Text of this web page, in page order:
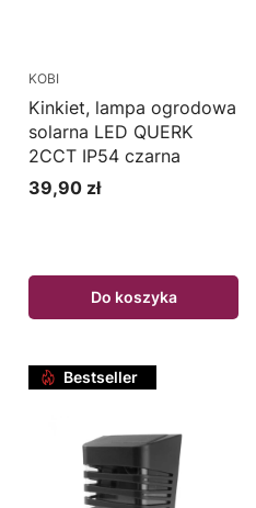
KOBI
Kinkiet, lampa ogrodowa
solarna LED QUERK
2CCT IP54 czarna
Cena
39,90 zł
Do koszyka
Bestseller